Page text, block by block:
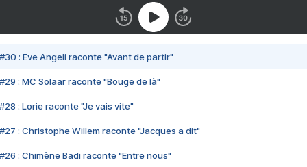
#30 : Eve Angeli raconte "Avant de partir"
#29 : MC Solaar raconte "Bouge de là"
#28 : Lorie raconte "Je vais vite"
#27 : Christophe Willem raconte "Jacques a dit"
#26 : Chimène Badi raconte "Entre nous"